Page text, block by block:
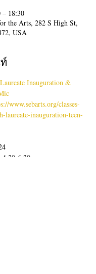
– 18:30
the Arts, 282 S High St,
USA
Inauguration &
www.sebarts.org/classes-
laureate-inauguration-teen-
6:30pm